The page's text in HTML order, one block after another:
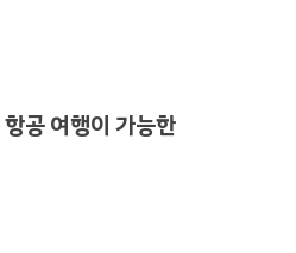
공 여행이 가능한